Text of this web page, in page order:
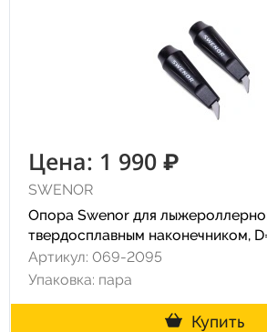
Цена: 1 990 ₽
SWENOR
Опора Swenor для
твердосплавным наконечником,
Артикул: 069-2095
Упаковка: пара
Купить